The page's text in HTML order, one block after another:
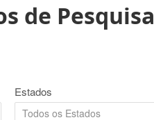
de Pesquisa
Estados